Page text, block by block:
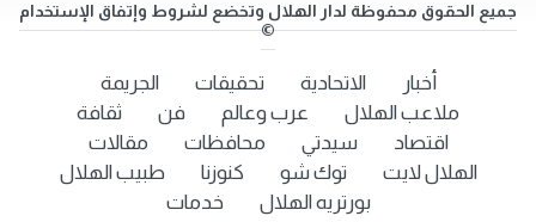
جميع الحقوق محفوظة لدار الهلال وتخضع لشروط وإتفاق الإستخدام
©
أخبار الاتحادية تحقيقات
الجريمة
ملاعب الهلال
عرب وعالم فن
ثقافة
اقتصاد
سيدتي محافظات
مقالات
الهلال لايت
توك شو كنوزنا
طبيب الهلال
بورتريه الهلال
خدمات